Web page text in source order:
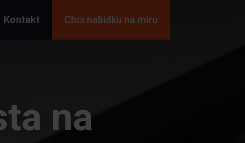
Kontakt Chci nabídku na míru
na